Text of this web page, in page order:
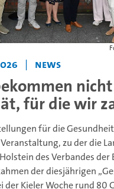
| News
für die wir
für die
zu der die
des Verbandes der
der diesjährigen
der Kieler Woche rund 80